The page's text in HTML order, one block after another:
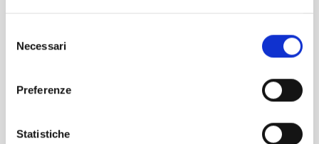
delNecessari
Preferenze
Statistiche
Como participar